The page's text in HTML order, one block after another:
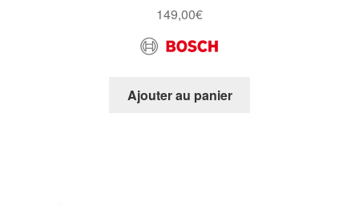
149,00€
Ajouter au panier